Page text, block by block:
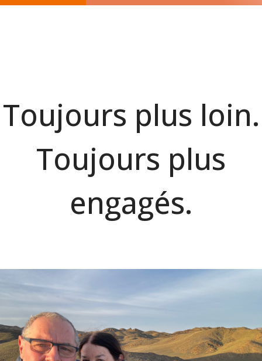
Toujours plus loin.
Toujours plus
engagés.